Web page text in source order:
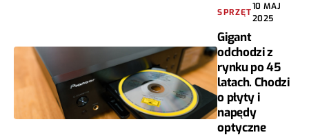
SPRZĘT
10 MAJ
2025
Gigant
odchodzi z
rynku po 45
latach. Chodzi
o płyty i
napędy
optyczne